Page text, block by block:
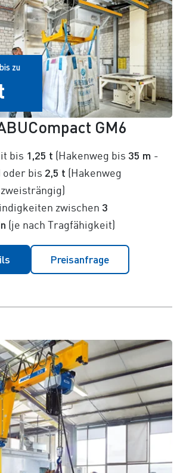
zu
GM6
bis 1,25 t (Hakenweg bis 35 m -
oder bis 2,5 t (Hakenweg
zwischen 3
(je nach Tragfähigkeit)
Preisanfrage